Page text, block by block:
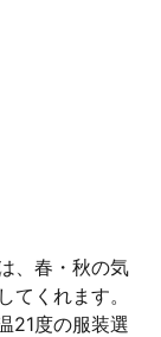
、春・秋の気
てくれます。
21度の服装選